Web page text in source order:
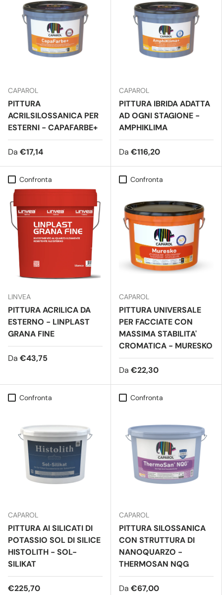
CAPAROL
PITTURA
ACRILSILOSSANICA PER
ESTERNI - CAPAFARBE+
Da €17,14
CAPAROL
PITTURA IBRIDA ADATTA
AD OGNI STAGIONE -
AMPHIKLIMA
Da €116,20
Confronta
LINVEA
PITTURA ACRILICA DA
ESTERNO - LINPLAST
GRANA FINE
Da €43,75
Confronta
CAPAROL
PITTURA UNIVERSALE
PER FACCIATE CON
MASSIMA STABILITA'
CROMATICA - MURESKO
Da €22,30
Confronta
CAPAROL
PITTURA AI SILICATI DI
POTASSIO SOL DI SILICE
HISTOLITH - SOL-
SILIKAT
€225,70
Confronta
CAPAROL
PITTURA SILOSSANICA
CON STRUTTURA DI
NANOQUARZO -
THERMOSAN NQG
Da €67,00